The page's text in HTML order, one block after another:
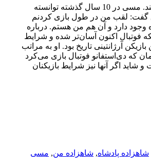
لیونل مسی بار دیگر همراه با بارسلونا به قهرمانی در لالیگا رسید تا یک قهرمانی دیگر را به کارنامه خود اضافه کند. مسی در 10 سال گذشته توانسته
گفت:‌ لقب من در طول بازی کردنم
وجود دارد و آن هم من هستم. درباره
فوتبال اکنون آسان‌تر شده و شرایط
آرژانتینی تاریخ بود. او به مراتب
که دی‌استفانو فوتبال بازی می‌کرد
اگر آنها نیز شرایط بازیکنان
شاهزاده پادشاه, شاهزاده من, مسی